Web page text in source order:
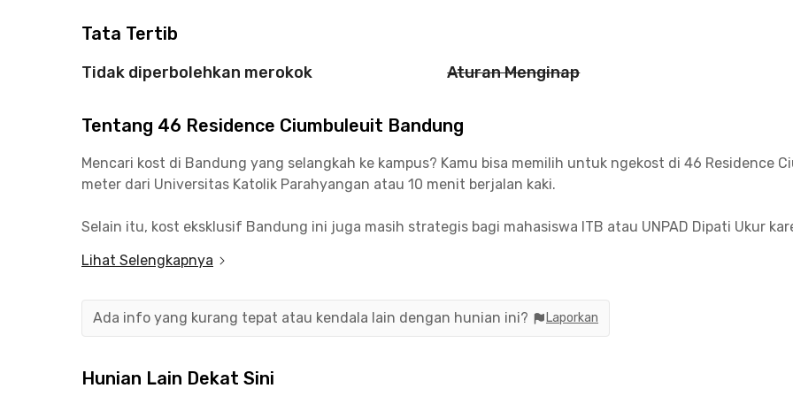
Tata Tertib
Tidak diperbolehkan merokok Aturan Menginap
Tentang 46 Residence Ciumbuleuit Bandung
Mencari kost di Bandung yang selangkah ke kampus? Kamu bisa memilih untuk ngekost di 46 Residence
meter dari Universitas Katolik Parahyangan atau 10 menit berjalan kaki.
Selain itu, kost eksklusif Bandung ini juga masih strategis bagi mahasiswa ITB atau UNPAD Dipati Ukur
menemukan beragam kafe dan resto, mulai dari La Vie En Rose Patisserie, PIPINOS Bakery, Saka Bistro &
kamar mandi bersama dengan water heater, dapur, hingga parkiran motor.
Lihat Selengkapnya
Ada info yang kurang tepat atau kendala lain dengan hunian ini? Laporkan
Hunian Lain Dekat Sini